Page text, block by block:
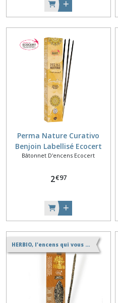
Perma Nature Curativo
Benjoin Labellisé Ecocert
15g
Bâtonnet D'encens Ecocert
2€97
HERBIO, l'encens qui vous veut du bien